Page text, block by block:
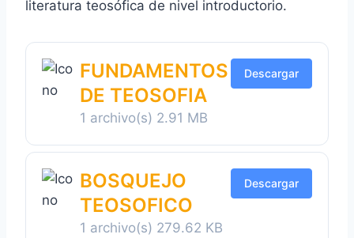
literatura teosófica de nivel introductorio.
FUNDAMENTOS
DE TEOSOFIA
1 archivo(s) 2.91 MB
Descargar
BOSQUEJO
TEOSOFICO
1 archivo(s) 279.62 KB
Descargar